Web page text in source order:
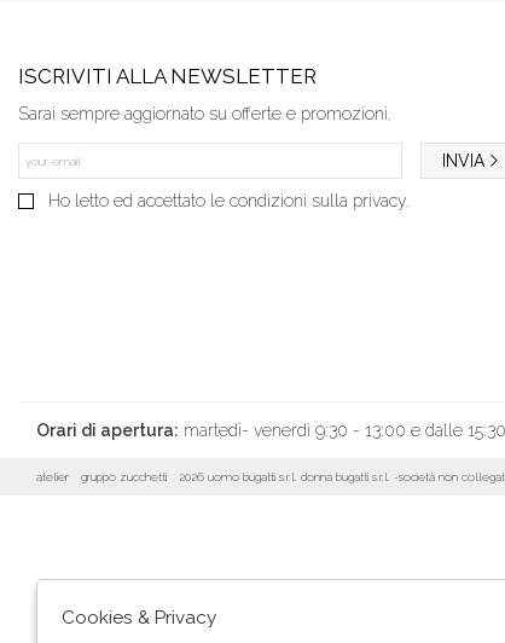
ISCRIVITI ALLA NEWSLETTER
Sarai sempre aggiornato su offerte e promozioni.
Ho letto ed accettato le condizioni sulla privacy.
INVIA
Orari di apertura: martedì- venerdì 9:30 - 13:00 e dalle
2026 uomo bugatti s.r.l. donna bugatti s.r.l. -società non
atelier gruppo zucchetti
Cookies & Privacy